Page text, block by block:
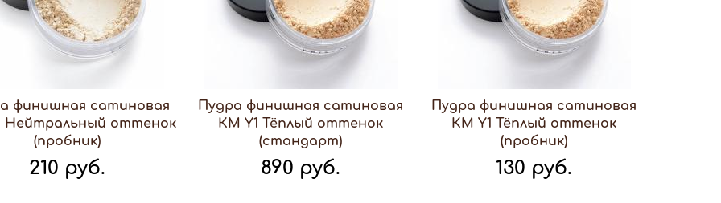
финишная сатиновая
Нейтральный оттенок
(пробник)
210 руб.
Пудра финишная сатиновая
КМ Y1 Тёплый оттенок
(стандарт)
890 руб.
Пудра финишная сатиновая
КМ Y1 Тёплый оттенок
(пробник)
130 руб.